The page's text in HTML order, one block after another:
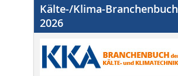
Kälte-/Klima-Branchenbuch
2026